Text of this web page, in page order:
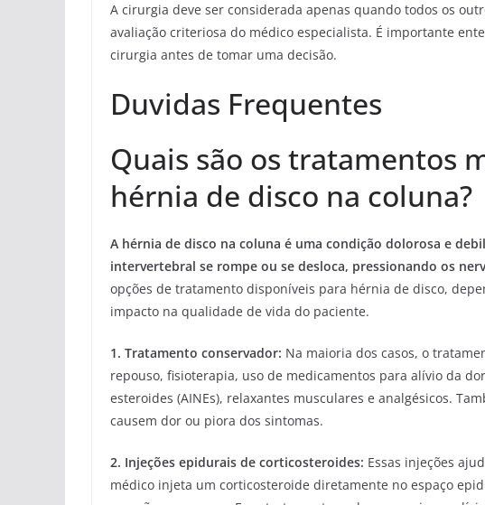
A cirurgia deve ser considerada apenas quando todos os
avaliação criteriosa do médico especialista. É importante
cirurgia antes de tomar uma decisão.
Duvidas Frequentes
Quais são os tratamentos
hérnia de disco na coluna?
A hérnia de disco na coluna é uma condição dolorosa e
intervertebral se rompe ou se desloca, pressionando os
opções de tratamento disponíveis para hérnia de disco,
impacto na qualidade de vida do paciente.
1. Tratamento conservador: Na maioria dos casos, o
repouso, fisioterapia, uso de medicamentos para alívio da
esteroides (AINEs), relaxantes musculares e analgésicos.
causem dor ou piora dos sintomas.
2. Injeções epidurais de corticosteroides: Essas injeções
médico injeta um corticosteroide diretamente no espaço